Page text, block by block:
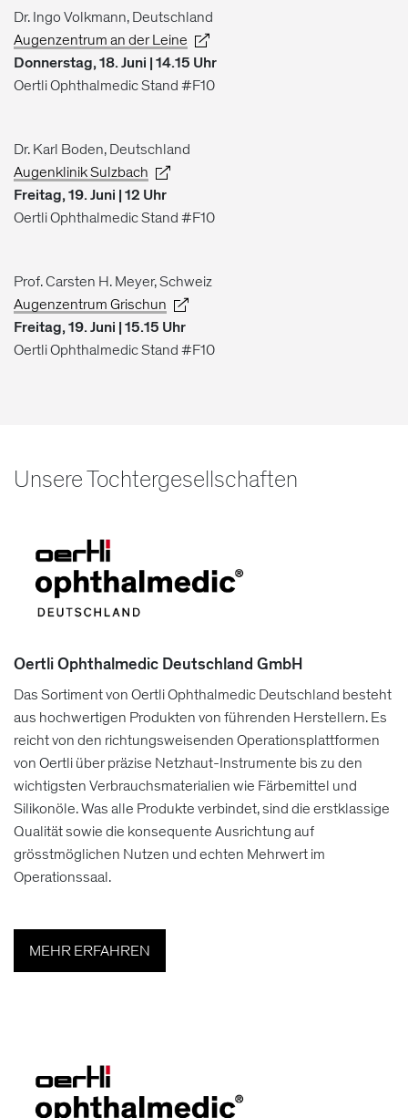
Dr. Ingo Volkmann, Deutschland
Augenzentrum an der Leine
Donnerstag, 18. Juni | 14.15 Uhr
Oertli Ophthalmedic Stand #F10
Dr. Karl Boden, Deutschland
Augenklinik Sulzbach
Freitag, 19. Juni | 12 Uhr
Oertli Ophthalmedic Stand #F10
Prof. Carsten H. Meyer, Schweiz
Augenzentrum Grischun
Freitag, 19. Juni | 15.15 Uhr
Oertli Ophthalmedic Stand #F10
Unsere Tochtergesellschaften
Oertli Ophthalmedic Deutschland GmbH
Das Sortiment von Oertli Ophthalmedic Deutschland besteht
aus hochwertigen Produkten von führenden Herstellern. Es
reicht von den richtungsweisenden Operationsplattformen
von Oertli über präzise Netzhaut-Instrumente bis zu den
wichtigsten Verbrauchsmaterialien wie Färbemittel und
Silikonöle. Was alle Produkte verbindet, sind die erstklassige
Qualität sowie die konsequente Ausrichtung auf
grösstmöglichen Nutzen und echten Mehrwert im
Operationssaal.
MEHR ERFAHREN